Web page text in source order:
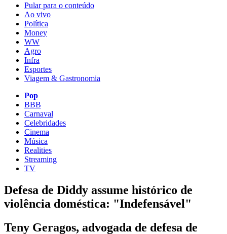
Pular para o conteúdo
Ao vivo
Política
Money
WW
Agro
Infra
Esportes
Viagem & Gastronomia
Pop
BBB
Carnaval
Celebridades
Cinema
Música
Realities
Streaming
TV
Defesa de Diddy assume histórico de
violência doméstica: "Indefensável"
Teny Geragos, advogada de defesa de